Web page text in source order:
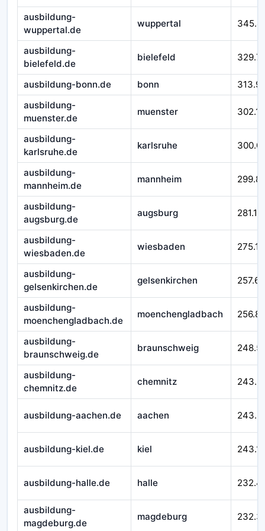
ausbildung-
wuppertal.de
wuppertal
ausbildung-
bielefeld.de
bielefeld
ausbildung-bonn.de bonn
ausbildung-
muenster.de
muenster
ausbildung-
karlsruhe.de
karlsruhe
ausbildung-
mannheim.de
mannheim
ausbildung-
augsburg.de
augsburg 281.111
ausbildung-
wiesbaden.de
wiesbaden
ausbildung-
gelsenkirchen.de
gelsenkirchen
ausbildung-
moenchengladbach.de
moenchengladbach
ausbildung-
braunschweig.de
braunschweig
ausbildung-
chemnitz.de
chemnitz
ausbildung-aachen.de aachen
ausbildung-kiel.de kiel
ausbildung-halle.de halle
ausbildung-
magdeburg.de
magdeburg